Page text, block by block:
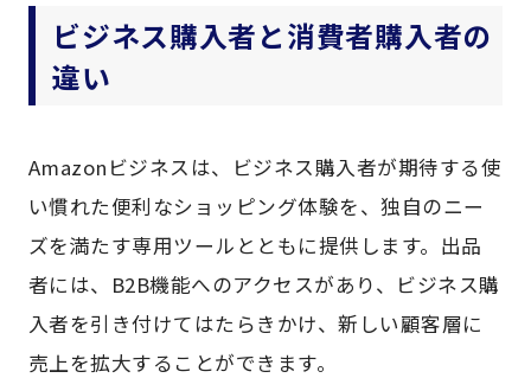
ビジネス購入者と消費者購入者の
違い
Amazonビジネスは、ビジネス購入者が期待する使
い慣れた便利なショッピング体験を、独自のニー
ズを満たす専用ツールとともに提供します。出品
者には、B2B機能へのアクセスがあり、ビジネス購
入者を引き付けてはたらきかけ、新しい顧客層に
売上を拡大することができます。